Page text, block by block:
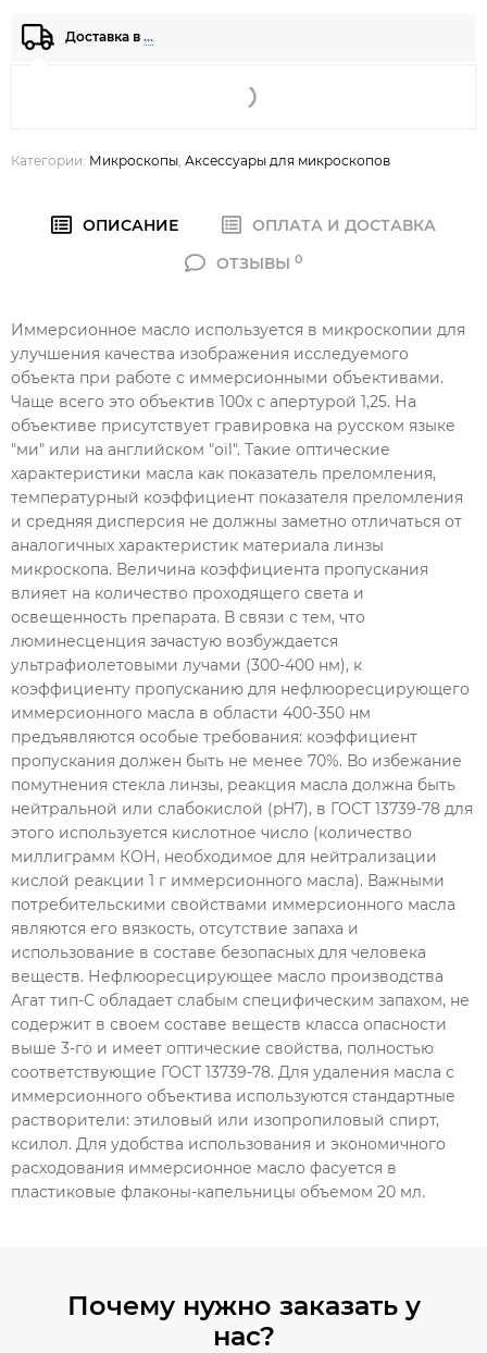
Доставка в …
Категории: Микроскопы Аксессуары для микроскопов
ОПИСАНИЕ
ОПЛАТА И ДОСТАВКА
ОТЗЫВЫ 0
Иммерсионное масло используется в микроскопии для
улучшения качества изображения исследуемого
объекта при работе с иммерсионными объективами.
Чаще всего это объектив 100х с апертурой 1,25. На
объективе присутствует гравировка на русском языке
"ми" или на английском "oil". Такие оптические
характеристики масла как показатель преломления,
температурный коэффициент показателя преломления
и средняя дисперсия не должны заметно отличаться от
аналогичных характеристик материала линзы
микроскопа. Величина коэффициента пропускания
влияет на количество проходящего света и
освещенность препарата. В связи с тем, что
люминесценция зачастую возбуждается
ультрафиолетовыми лучами (300-400 нм), к
коэффициенту пропусканию для нефлюоресцирующего
иммерсионного масла в области 400-350 нм
предъявляются особые требования: коэффициент
пропускания должен быть не менее 70%. Во избежание
помутнения стекла линзы, реакция масла должна быть
нейтральной или слабокислой (pH7), в ГОСТ 13739-78 для
этого используется кислотное число (количество
миллиграмм КОН, необходимое для нейтрализации
кислой реакции 1 г иммерсионного масла). Важными
потребительскими свойствами иммерсионного масла
являются его вязкость, отсутствие запаха и
использование в составе безопасных для человека
веществ. Нефлюоресцирующее масло производства
Агат тип-С обладает слабым специфическим запахом, не
содержит в своем составе веществ класса опасности
выше 3-го и имеет оптические свойства, полностью
соответствующие ГОСТ 13739-78. Для удаления масла с
иммерсионного объектива используются стандартные
растворители: этиловый или изопропиловый спирт,
ксилол. Для удобства использования и экономичного
расходования иммерсионное масло фасуется в
пластиковые флаконы-капельницы объемом 20 мл.
Почему нужно заказать у
нас?